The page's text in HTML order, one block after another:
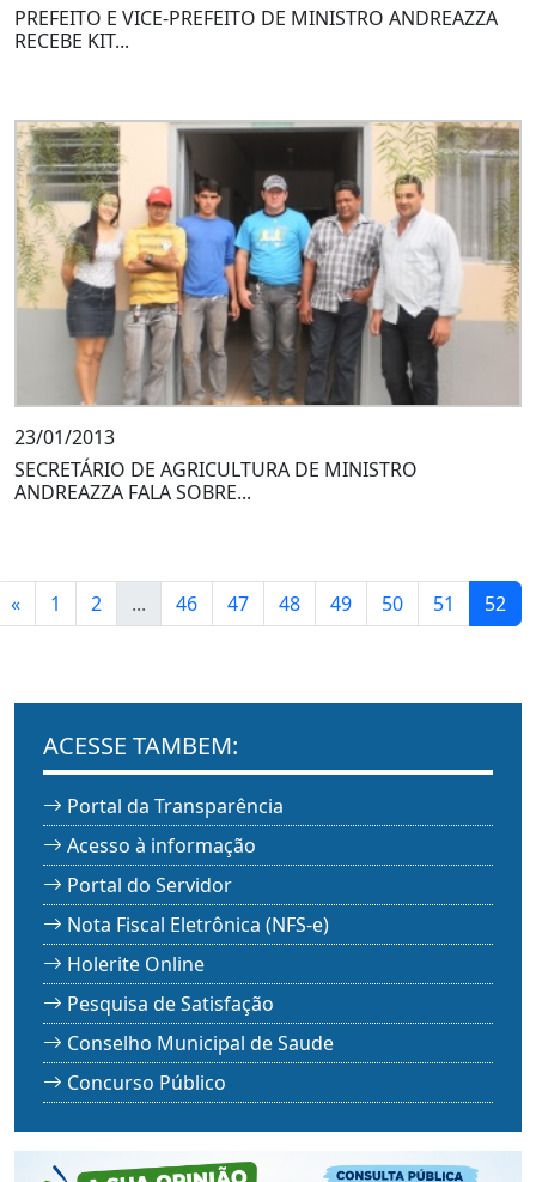
PREFEITO E VICE-PREFEITO DE MINISTRO ANDREAZZA
RECEBE KIT...
23/01/2013
SECRETÁRIO DE AGRICULTURA DE MINISTRO
ANDREAZZA FALA SOBRE...
« 1 2 ... 46 47 48 49 50 51 52
ACESSE TAMBEM:
Portal da Transparência
Acesso à informação
Portal do Servidor
Nota Fiscal Eletrônica (NFS-e)
Holerite Online
Pesquisa de Satisfação
Conselho Municipal de Saude
Concurso Público